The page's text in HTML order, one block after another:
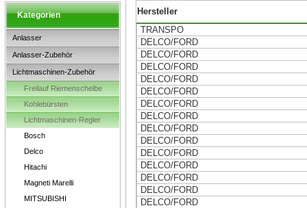
Kategorien
Anlasser
Anlasser-Zubehör
Lichtmaschinen-Zubehör
Freilauf Riemenscheibe
Kohlebürsten
Lichtmaschinen-Regler
Bosch
Delco
Hitachi
Magneti Marelli
MITSUBISHI
Hersteller
TRANSPO
DELCO/FORD
DELCO/FORD
DELCO/FORD
DELCO/FORD
DELCO/FORD
DELCO/FORD
DELCO/FORD
DELCO/FORD
DELCO/FORD
DELCO/FORD
DELCO/FORD
DELCO/FORD
DELCO/FORD
DELCO/FORD